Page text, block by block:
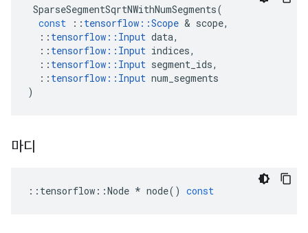
SparseSegmentSqrtNWithNumSegments(
const
:: tensorflow ::Scope & scope,
:: tensorflow :: Input data,
:: tensorflow :: Input indices,
:: tensorflow :: Input segment_ids,
:: tensorflow :: Input num_segments
)
마디
:: tensorflow ::Node * node() const